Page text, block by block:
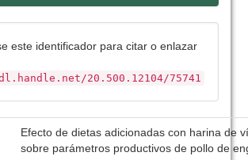
este identificador para citar o enlazar
20.500.12104/75741
Efecto de dietas adicionadas con harina de
sobre parámetros productivos de pollo de